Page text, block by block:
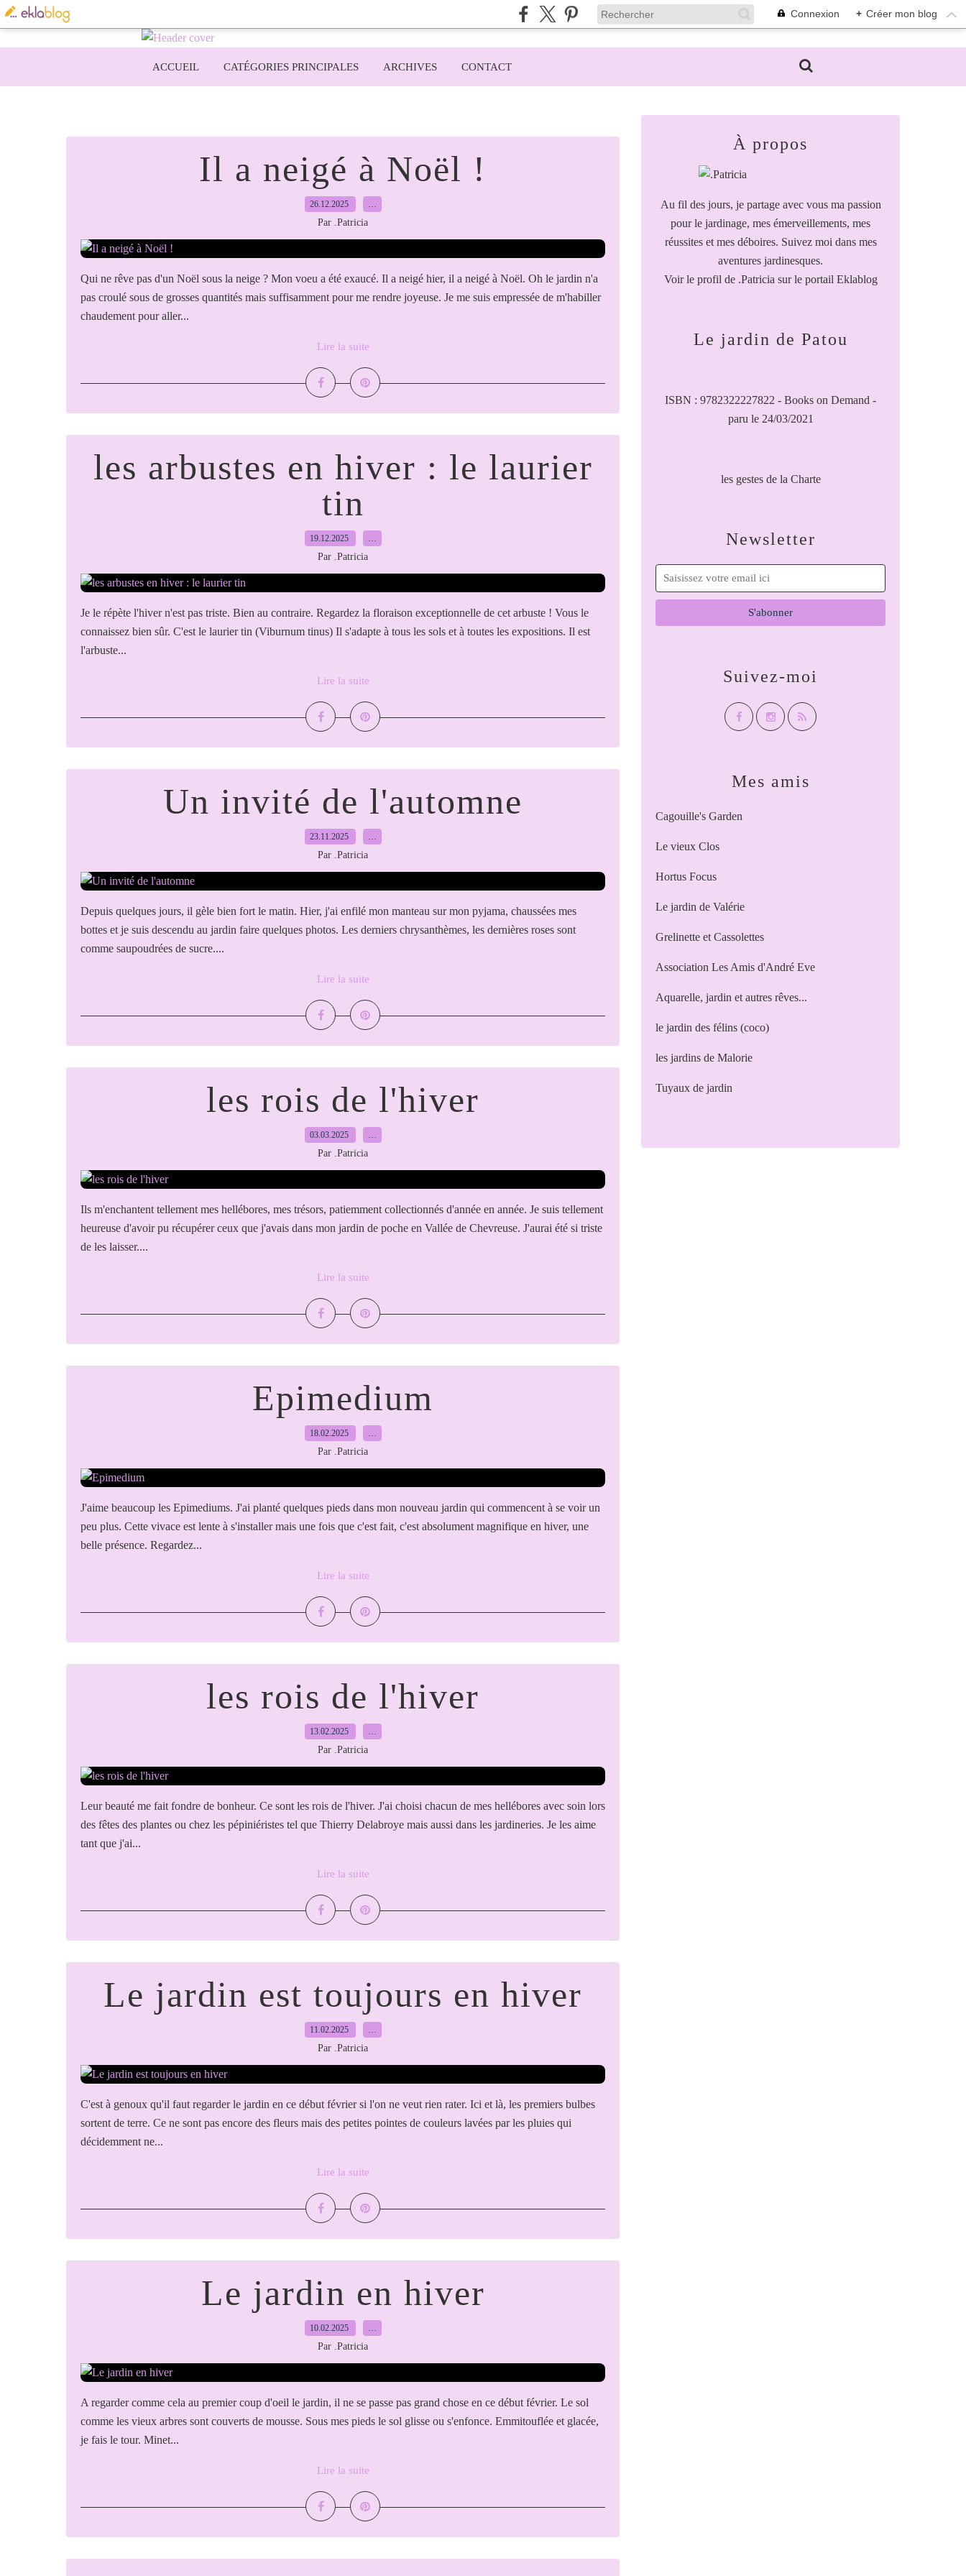
Connexion + Créer mon blog
ACCUEIL CATÉGORIES PRINCIPALES ARCHIVES CONTACT
Il a neigé à Noël !
26.12.2025 …
Par .Patricia
Qui ne rêve pas d'un Noël sous la neige ? Mon voeu a été exaucé. Il a neigé hier, il a neigé à Noël. Oh le jardin n'a
pas croulé sous de grosses quantités mais suffisamment pour me rendre joyeuse. Je me suis empressée de m'habiller
chaudement pour aller...
Lire la suite
les arbustes en hiver : le laurier
tin
19.12.2025 …
Par .Patricia
Je le répète l'hiver n'est pas triste. Bien au contraire. Regardez la floraison exceptionnelle de cet arbuste ! Vous le
connaissez bien sûr. C'est le laurier tin (Viburnum tinus) Il s'adapte à tous les sols et à toutes les expositions. Il est
l'arbuste...
Lire la suite
Un invité de l'automne
23.11.2025 …
Par .Patricia
Depuis quelques jours, il gèle bien fort le matin. Hier, j'ai enfilé mon manteau sur mon pyjama, chaussées mes
bottes et je suis descendu au jardin faire quelques photos. Les derniers chrysanthèmes, les dernières roses sont
comme saupoudrées de sucre....
Lire la suite
les rois de l'hiver
03.03.2025 …
Par .Patricia
Ils m'enchantent tellement mes hellébores, mes trésors, patiemment collectionnés d'année en année. Je suis tellement
heureuse d'avoir pu récupérer ceux que j'avais dans mon jardin de poche en Vallée de Chevreuse. J'aurai été si triste
de les laisser....
Lire la suite
Epimedium
18.02.2025 …
Par .Patricia
J'aime beaucoup les Epimediums. J'ai planté quelques pieds dans mon nouveau jardin qui commencent à se voir un
peu plus. Cette vivace est lente à s'installer mais une fois que c'est fait, c'est absolument magnifique en hiver, une
belle présence. Regardez...
Lire la suite
les rois de l'hiver
13.02.2025 …
Par .Patricia
Leur beauté me fait fondre de bonheur. Ce sont les rois de l'hiver. J'ai choisi chacun de mes hellébores avec soin lors
des fêtes des plantes ou chez les pépiniéristes tel que Thierry Delabroye mais aussi dans les jardineries. Je les aime
tant que j'ai...
Lire la suite
Le jardin est toujours en hiver
11.02.2025 …
Par .Patricia
C'est à genoux qu'il faut regarder le jardin en ce début février si l'on ne veut rien rater. Ici et là, les premiers bulbes
sortent de terre. Ce ne sont pas encore des fleurs mais des petites pointes de couleurs lavées par les pluies qui
décidemment ne...
Lire la suite
Le jardin en hiver
10.02.2025 …
Par .Patricia
A regarder comme cela au premier coup d'oeil le jardin, il ne se passe pas grand chose en ce début février. Le sol
comme les vieux arbres sont couverts de mousse. Sous mes pieds le sol glisse ou s'enfonce. Emmitouflée et glacée,
je fais le tour. Minet...
Lire la suite
Newsletter
Suivez-moi
À propos
Au fil des jours, je partage avec vous ma passion
pour le jardinage, mes émerveillements, mes
réussites et mes déboires. Suivez moi dans mes
aventures jardinesques.
Voir le profil de .Patricia sur le portail Eklablog
Le jardin de Patou
ISBN : 9782322227822 - Books on Demand -
paru le 24/03/2021
les gestes de la Charte
Mes amis
Cagouille's Garden
Le vieux Clos
Hortus Focus
Le jardin de Valérie
Grelinette et Cassolettes
Association Les Amis d'André Eve
Aquarelle, jardin et autres rêves...
le jardin des félins (coco)
les jardins de Malorie
Tuyaux de jardin